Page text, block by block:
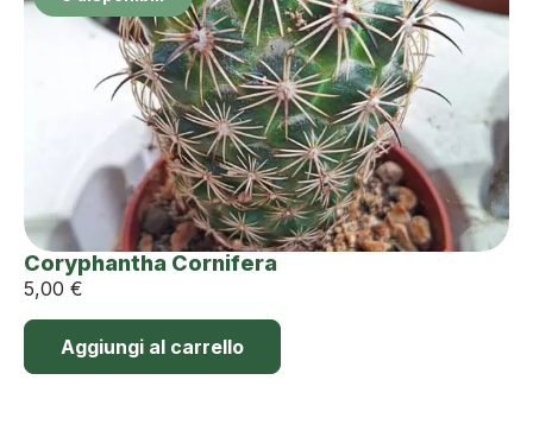
Coryphantha Cornifera
5,00 €
Aggiungi al carrello